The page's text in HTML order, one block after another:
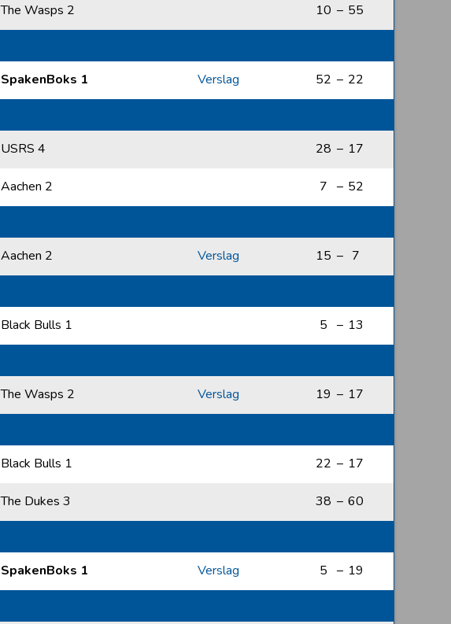
The Wasps 2 10 – 55
SpakenBoks 1 Verslag 52 – 22
USRS 4 28 – 17
Aachen 2 7 – 52
Aachen 2 Verslag 15 – 7
Black Bulls 1 5 – 13
The Wasps 2 Verslag 19 – 17
Black Bulls 1 22 – 17
The Dukes 3 38 – 60
SpakenBoks 1 Verslag 5 – 19